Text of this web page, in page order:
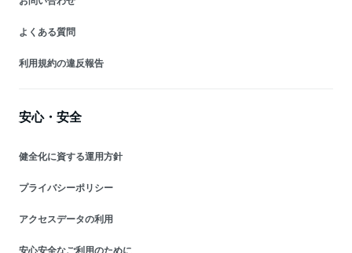
よくある質問
利用規約の違反報告
安心・安全
健全化に資する運用方針
プライバシーポリシー
アクセスデータの利用
安心安全なご利用のために